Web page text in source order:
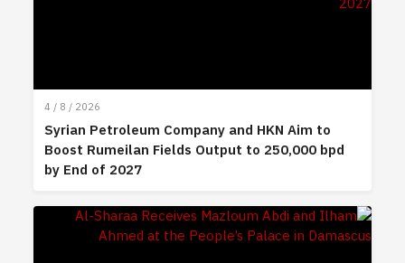
4 / 8 / 2026
Syrian Petroleum Company and HKN Aim to
Boost Rumeilan Fields Output to 250,000 bpd
by End of 2027